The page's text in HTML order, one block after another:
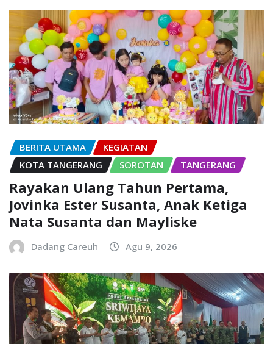
BERITA UTAMA
KEGIATAN
KOTA TANGERANG
SOROTAN TANGERANG
Rayakan Ulang Tahun Pertama,
Jovinka Ester Susanta, Anak Ketiga
Nata Susanta dan Mayliske
Dadang Careuh Agu 9, 2026